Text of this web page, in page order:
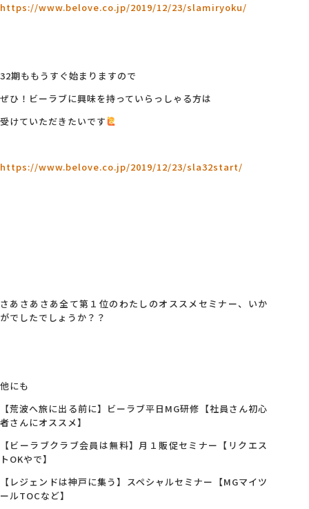
https://www.belove.co.jp/2019/12/23/slamiryoku/
32期ももうすぐ始まりますので
ぜひ！ビーラブに興味を持っていらっしゃる方は
受けていただきたいです
https://www.belove.co.jp/2019/12/23/sla32start/
さあさあさあ全て第１位のわたしのオススメセミナー、いか
がでしたでしょうか？？
他にも
【荒波へ旅に出る前に】ビーラブ平日MG研修【社員さん初心
者さんにオススメ】
【ビーラブクラブ会員は無料】月１販促セミナー【リクエス
トOKやで】
【レジェンドは神戸に集う】スペシャルセミナー【MGマイツ
ールTOCなど】